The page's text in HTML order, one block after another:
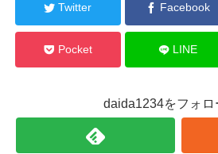
Twitter Facebook
Pocket LINE
daida1234をフォロ